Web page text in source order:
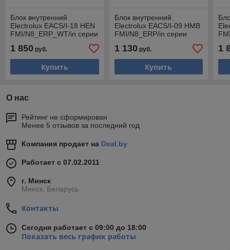
Блок внутренний
Electrolux EACS/I-18 HEN
FMI/N8_ERP_WT/in серии
трубы 1/4 + 3/8
1 850 руб.
Купить
Блок внутренний
Electrolux EACS/I-09 HMB
FMI/N8_ERP/in серии
трубы 1/4 + 3/8
1 130руб.
Купить
1
О нас
Рейтинг не сформирован
Менее 5 отзывов за последний год
Компания продает на Deal.by
Работает с 07.02.2011
г. Минск
Минск, Беларусь
Контакты
Сегодня работает с 09:00 до 18:00
Показать весь график работы